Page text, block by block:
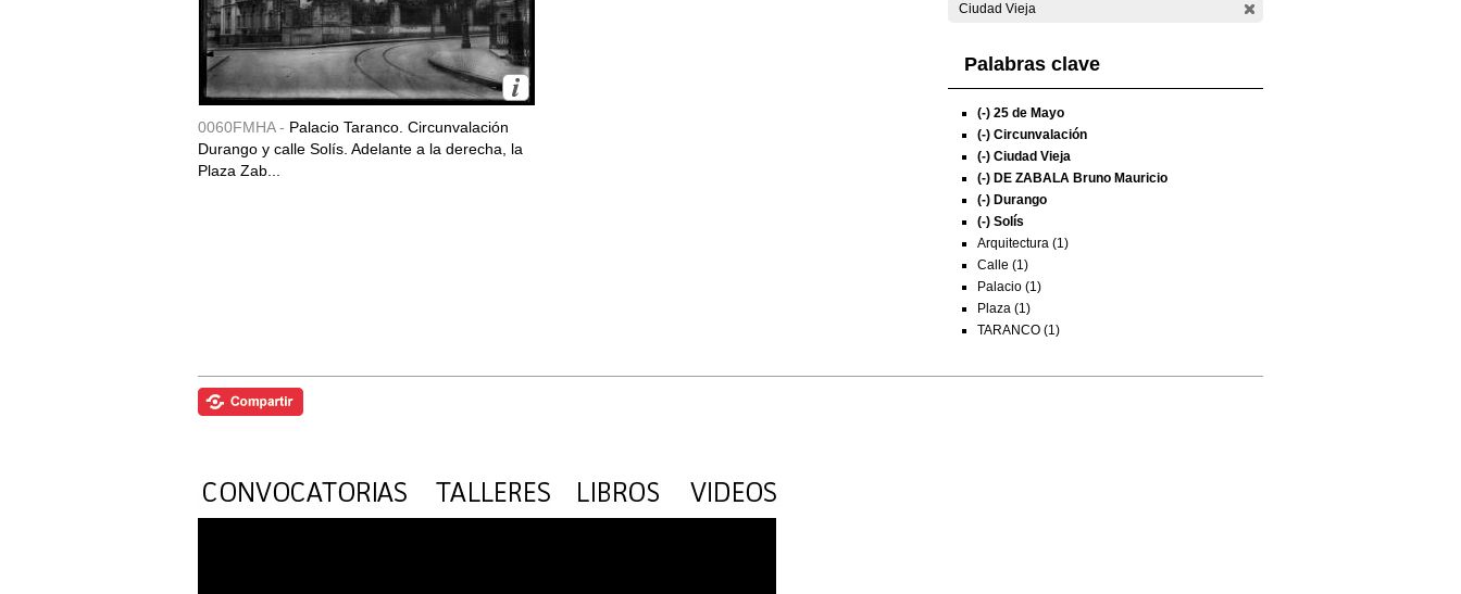
0060FMHA - Palacio Taranco. Circunvalación
Durango y calle Solís. Adelante a la derecha, la
Plaza Zab...
Ciudad Vieja
Palabras clave
(-) 25 de Mayo
(-) Circunvalación
(-) Ciudad Vieja
(-) DE ZABALA Bruno Mauricio
(-) Durango
(-) Solís
Arquitectura (1)
Calle (1)
Palacio (1)
Plaza (1)
TARANCO (1)